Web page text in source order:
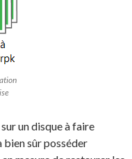
un disque à faire
sûr posséder